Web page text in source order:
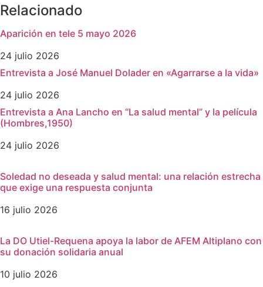
Relacionado
Aparición en tele 5 mayo 2026
24 julio 2026
Entrevista a José Manuel Dolader en «Agarrarse a la vida»
24 julio 2026
Entrevista a Ana Lancho en “La salud mental” y la película
(Hombres,1950)
24 julio 2026
Soledad no deseada y salud mental: una relación estrecha
que exige una respuesta conjunta
16 julio 2026
La DO Utiel-Requena apoya la labor de AFEM Altiplano con
su donación solidaria anual
10 julio 2026